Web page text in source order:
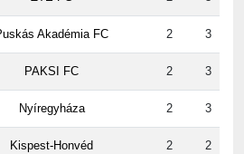
PAKSI FC 2 3
Nyíregyháza 2 3
Kispest-Honvéd 2 2
Vasas 2 2